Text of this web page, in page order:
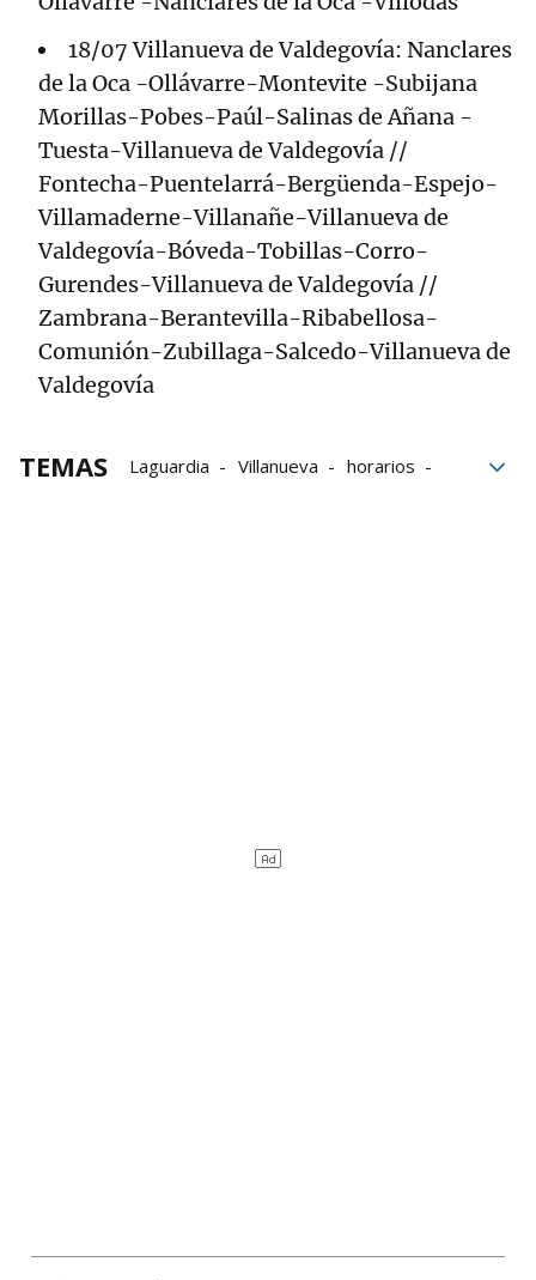
18/07 Villanueva de Valdegovía: Nanclares
de la Oca -Ollávarre-Montevite -Subijana
Morillas-Pobes-Paúl-Salinas de Añana -
Tuesta-Villanueva de Valdegovía //
Fontecha-Puentelarrá-Bergüenda-Espejo-
Villamaderne-Villanañe-Villanueva de
Valdegovía-Bóveda-Tobillas-Corro-
Gurendes-Villanueva de Valdegovía //
Zambrana-Berantevilla-Ribabellosa-
Comunión-Zubillaga-Salcedo-Villanueva de
Valdegovía
TEMAS Laguardia Villanueva
horarios